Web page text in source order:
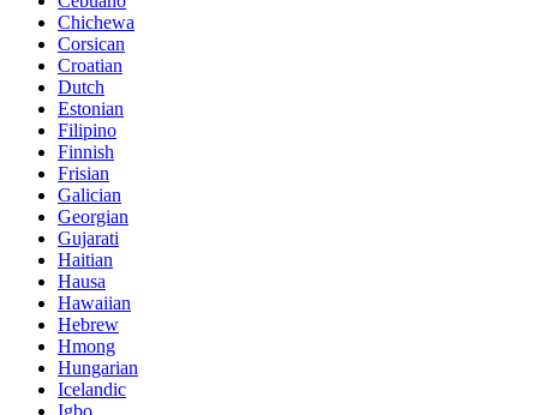
Chichewa
Corsican
Croatian
Dutch
Estonian
Filipino
Finnish
Frisian
Galician
Georgian
Gujarati
Haitian
Hausa
Hawaiian
Hebrew
Hmong
Hungarian
Icelandic
Igbo